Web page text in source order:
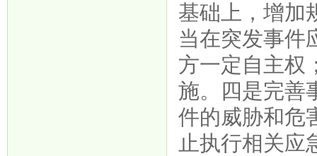
基础上，增加
当在突发事件
方一定自主权
施。四是完善
件的威胁和危
止执行相关应